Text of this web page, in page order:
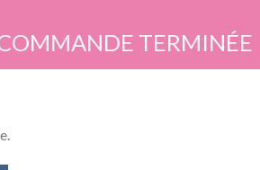
TERMINÉE